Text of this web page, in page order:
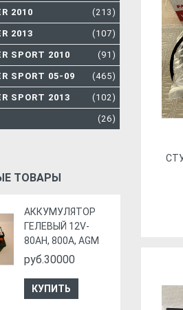
2010 (213)
2013 (107)
SPORT 2010 (91)
SPORT 05-09 (465)
SPORT 2013 (102)
(26)
ТОВАРЫ
АККУМУЛЯТОР
ГЕЛЕВЫЙ 12V-
80AH, 800A, AGM
руб.30000
КУПИТЬ